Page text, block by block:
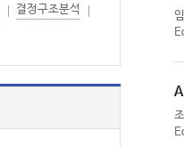
결정구조분석